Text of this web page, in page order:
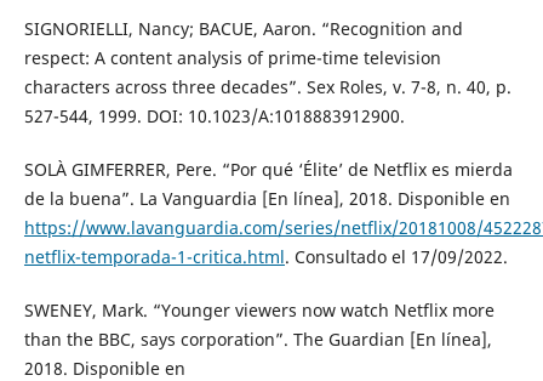
SIGNORIELLI, Nancy; BACUE, Aaron. “Recognition and
respect: A content analysis of prime-time television
characters across three decades”. Sex Roles, v. 7-8, n. 40, p.
527-544, 1999. DOI: 10.1023/A:1018883912900.
SOLÀ GIMFERRER, Pere. “Por qué ‘Élite’ de Netflix es mierda
de la buena”. La Vanguardia [En línea], 2018. Disponible en
https://www.lavanguardia.com/series/netflix/20181008/
netflix-temporada-1-critica.html. Consultado el 17/09/2022.
SWENEY, Mark. “Younger viewers now watch Netflix more
than the BBC, says corporation”. The Guardian [En línea],
2018. Disponible en